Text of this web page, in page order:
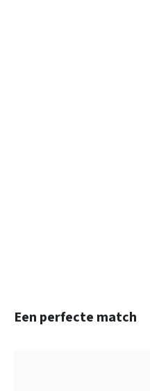
Productgalerij overslaan
Een perfecte match